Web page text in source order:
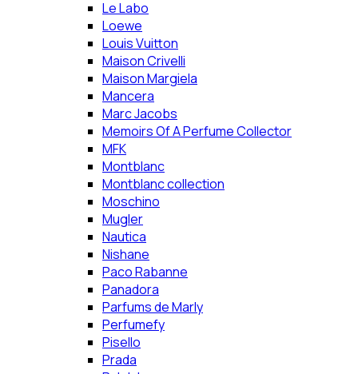
Le Labo
Loewe
Louis Vuitton
Maison Crivelli
Maison Margiela
Mancera
Marc Jacobs
Memoirs Of A Perfume Collector
MFK
Montblanc
Montblanc collection
Moschino
Mugler
Nautica
Nishane
Paco Rabanne
Panadora
Parfums de Marly
Perfumefy
Pisello
Prada